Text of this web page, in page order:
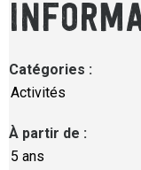
Catégories :
Activités
À partir de :
5 ans